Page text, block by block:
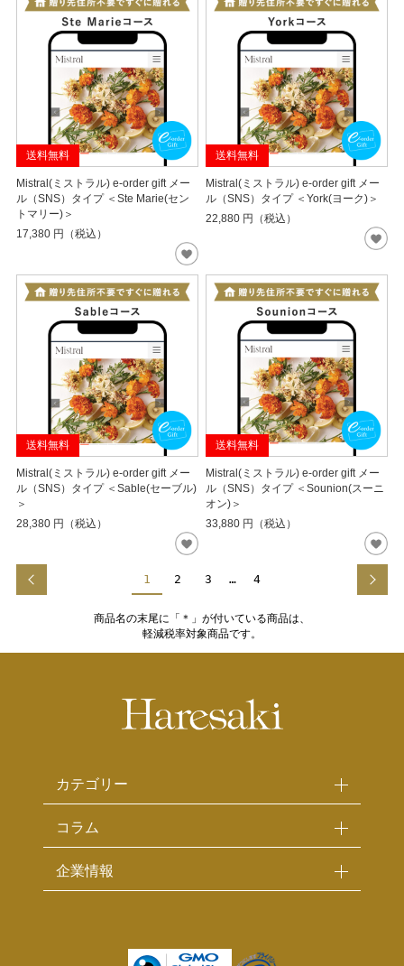
送料無料
Mistral(ミストラル) e-order gift メー
ル（SNS）タイプ ＜Ste Marie(セン
トマリー)＞
17,380 円（税込）
送料無料
Mistral(ミストラル) e-order gift メー
ル（SNS）タイプ ＜York(ヨーク)＞
22,880 円（税込）
送料無料
Mistral(ミストラル) e-order gift メー
ル（SNS）タイプ ＜Sable(セーブル)
＞
28,380 円（税込）
送料無料
Mistral(ミストラル) e-order gift メー
ル（SNS）タイプ ＜Sounion(スーニ
オン)＞
33,880 円（税込）
1 2 3 … 4
商品名の末尾に「＊」が付いている商品は、
軽減税率対象商品です。
カテゴリー
コラム
企業情報